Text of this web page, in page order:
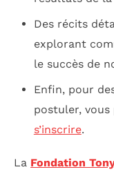
Des récits
explorant
le succès de
Enfin, pour
postuler,
s’inscrire.
La Fondation